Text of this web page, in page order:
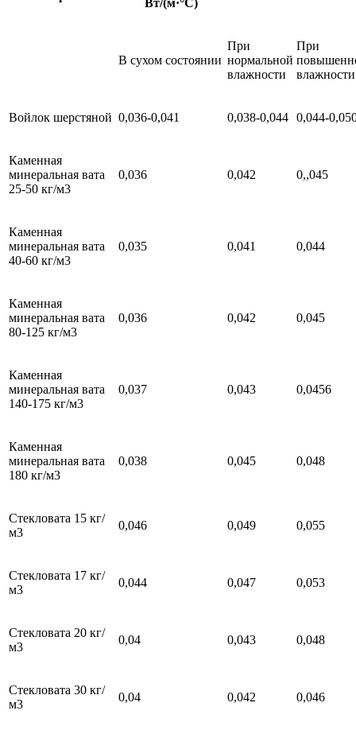
В сухом состоянии
При
нормальной
влажности
При
влажности
Войлок шерстяной 0,036-0,041 0,038-0,044 0,044-
Каменная
минеральная вата
25-50 кг/м3
0,036 0,042 0,,045
Каменная
минеральная вата
40-60 кг/м3
0,035 0,041 0,044
Каменная
минеральная вата
80-125 кг/м3
0,036 0,042 0,045
Каменная
минеральная вата
140-175 кг/м3
0,037 0,043 0,0456
Каменная
минеральная вата
180 кг/м3
0,038 0,045 0,048
Стекловата 15 кг/
м3
0,046 0,049 0,055
Стекловата 17 кг/
м3
0,044 0,047 0,053
Стекловата 20 кг/
м3
0,04 0,043 0,048
Стекловата 30 кг/
м3
0,04 0,042 0,046